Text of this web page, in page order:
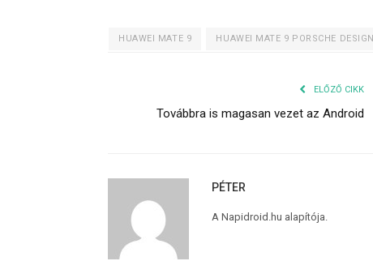
HUAWEI MATE 9 HUAWEI MATE 9 PORSCHE DESIGN
ELŐZŐ CIKK
Továbbra is magasan vezet az Android
PÉTER
A Napidroid.hu alapítója.